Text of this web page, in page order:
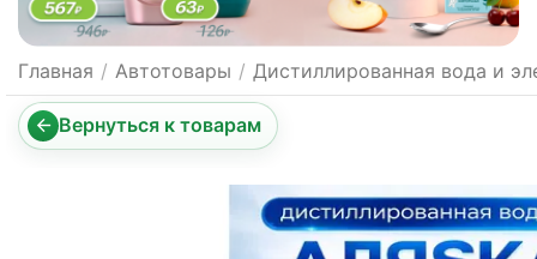
Главная / Автотовары / Дистиллированная вода и
Вернуться к товарам